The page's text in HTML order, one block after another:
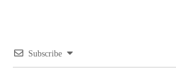
Subscribe